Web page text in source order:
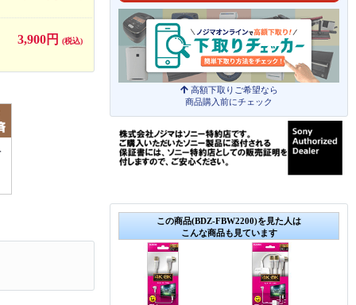
高額下取りご希望なら
商品購入前にチェック
この商品(BDZ-FBW2200)を見た人は
こんな商品も見ています
3,900円 (税込)